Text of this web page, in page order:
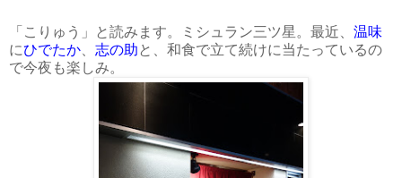
「こりゅう」と読みます。ミシュラン三ツ星。最近、 温味
にひでたか 志の助 と、和食で立て続けに当たっているの
で今夜も楽しみ。